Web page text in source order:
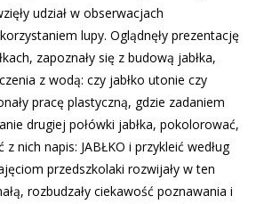
udział w obserwacjach
lupy. Oglądnęły prezentację
zapoznały się z budową jabłka,
z wodą: czy jabłko utonie czy
pracę plastyczną, gdzie zadaniem
drugiej połówki jabłka, pokolorować,
z nich napis: JABŁKO i przykleić według
przedszkolaki rozwijały w ten
rozbudzały ciekawość poznawania i